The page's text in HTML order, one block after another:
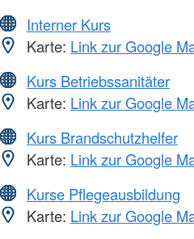
Interner Kurs
Karte: Link zur Google
Kurs Betriebssanitäter
Karte: Link zur Google
Kurs Brandschutzhelfer
Karte: Link zur Google
Kurse Pflegeausbildung
Karte: Link zur Google